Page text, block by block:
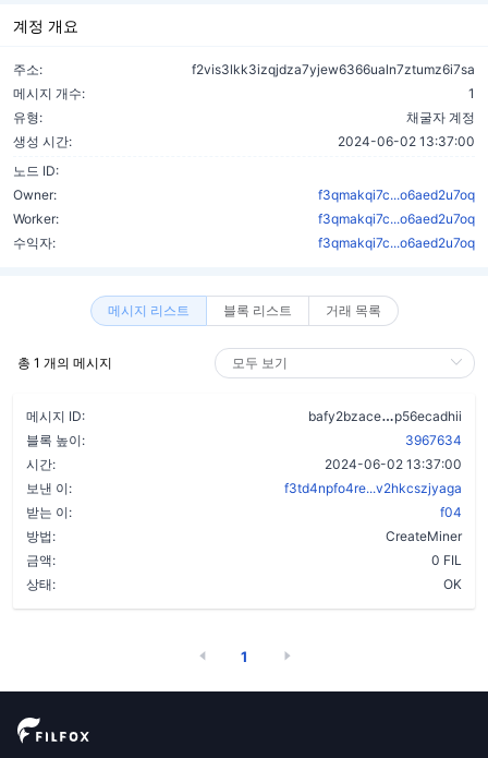
계정 개요
주소:
f2vis3lkk3izqjdza7yjew6366ualn7ztumz6i7sa
메시지 개수:
1
유형:
채굴자 계정
생성 시간:
2024-06-02 13:37:00
노드 ID:
Owner:
f3qmakqi7c...o6aed2u7oq
Worker:
f3qmakqi7c...o6aed2u7oq
수익자:
f3qmakqi7c...o6aed2u7oq
메시지 리스트 블록 리스트 거래 목록
총 1 개의 메시지
메시지 ID: bafy2bzace
p56ecadhii
블록 높이:
3967634
시간:
2024-06-02 13:37:00
보낸 이:
f3td4npfo4re...v2hkcszjyaga
받는 이:
f04
방법:
CreateMiner
금액:
0 FIL
상태:
OK
1